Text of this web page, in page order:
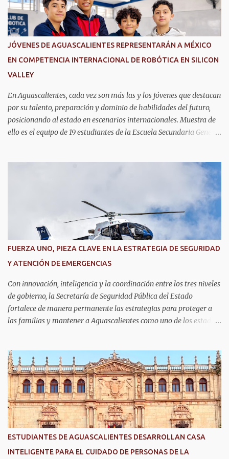
s
JÓVENES DE AGUASCALIENTES REPRESENTARÁN A MÉXICO
EN COMPETENCIA INTERNACIONAL DE ROBÓTICA EN SILICON
VALLEY
En Aguascalientes, cada vez son más las y los jóvenes que destacan
por su talento, preparación y dominio de habilidades del futuro,
posicionando al estado en escenarios internacionales. Muestra de
ello es el equipo de 19 estudiantes de la Escuela Secundaria General
competirán con jóvenes de todo el mundo. Su pase lo obtuvieron en
RoboRAVE México 2025, en Puerto Vallarta, tras destacar por su
precisión, creatividad y habilidades en programación, diseño de
prototipos y trabajo en equipo. Divididos en cinco equipos,
participarán en la categoría Fast Bot, en la que robots diseñados
por ellos mismos deberán recorrer una pista siguiendo una línea
con la mayor velocidad y exactitud. Este logro refleja cómo en
Aguascalientes se impulsa el desarrollo de nuevas competencias,
formando generaciones capaces de innovar y competir al más alto
nivel global.
FUERZA UNO, PIEZA CLAVE EN LA ESTRATEGIA DE SEGURIDAD
Y ATENCIÓN DE EMERGENCIAS
Con innovación, inteligencia y la coordinación entre los tres niveles
de gobierno, la Secretaría de Seguridad Pública del Estado
fortalece de manera permanente las estrategias para proteger a
las familias y mantener a Aguascalientes como uno de los estados
aérea, brindar apoyo táctico a los operativos de seguridad,
realizar traslados aeromédicos y participar en el transporte de
órganos, fortaleciendo la capacidad de respuesta de las
instituciones ante situaciones que requieren atención inmediata.
En reconocimiento a su liderazgo al mando del helicóptero Fuerza
Uno y a la contribución de esta aeronave en las operaciones de
seguridad y en los servicios de emergencia en Aguascalientes, el
Antonio Martínez Romo, fue distinguido durante el TechDay 2026.
ESTUDIANTES DE AGUASCALIENTES DESARROLLAN CASA
INTELIGENTE PARA EL CUIDADO DE PERSONAS DE LA